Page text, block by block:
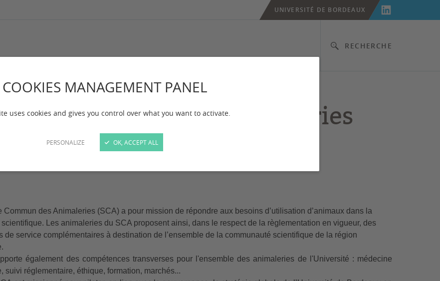
COOKIES MANAGEMENT PANEL
uses cookies and gives you control over what you want to activate.
PERSONALIZE OK, ACCEPT ALL
RECHERCHE
UNIVERSITÉ DE BORDEAUX
(SCA)
Commun des Animaleries
Commun des Animaleries (SCA) a pour mission de répondre aux besoins d’utilisation d’animaux dans la
Les animaleries du SCA proposent ainsi, dans le respect de la règlementation en vigueur, des
de service complémentaires à destination de l’ensemble de la communauté scientifique de la région
également des compétences transverses pour l'ensemble des animaleries de l'Université : médecine
suivi réglementaire, éthique, formation, marchés...